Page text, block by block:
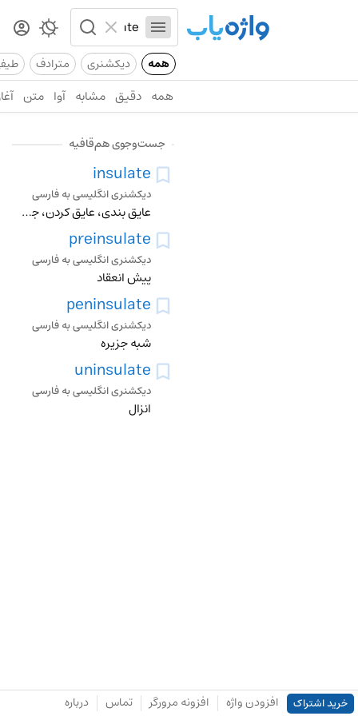
همه دیکشنری مترادف
همه دقیق مشابه آوا متن
جست‌وجوی هم‌قافیه
insulate
دیکشنری انگلیسی به فارسی
عایق بندی، عایق کردن، جدا کردن، مجزا کردن، روپوش دار کردن، با عایق مجزا کردن، بصورت جزیره دراوردن، مشتق
preinsulate
دیکشنری انگلیسی به فارسی
پیش انعقاد
peninsulate
دیکشنری انگلیسی به فارسی
شبه جزیره
uninsulate
دیکشنری انگلیسی به فارسی
انزال
خرید اشتراک افزودن واژه افزونه مرورگر تماس درباره